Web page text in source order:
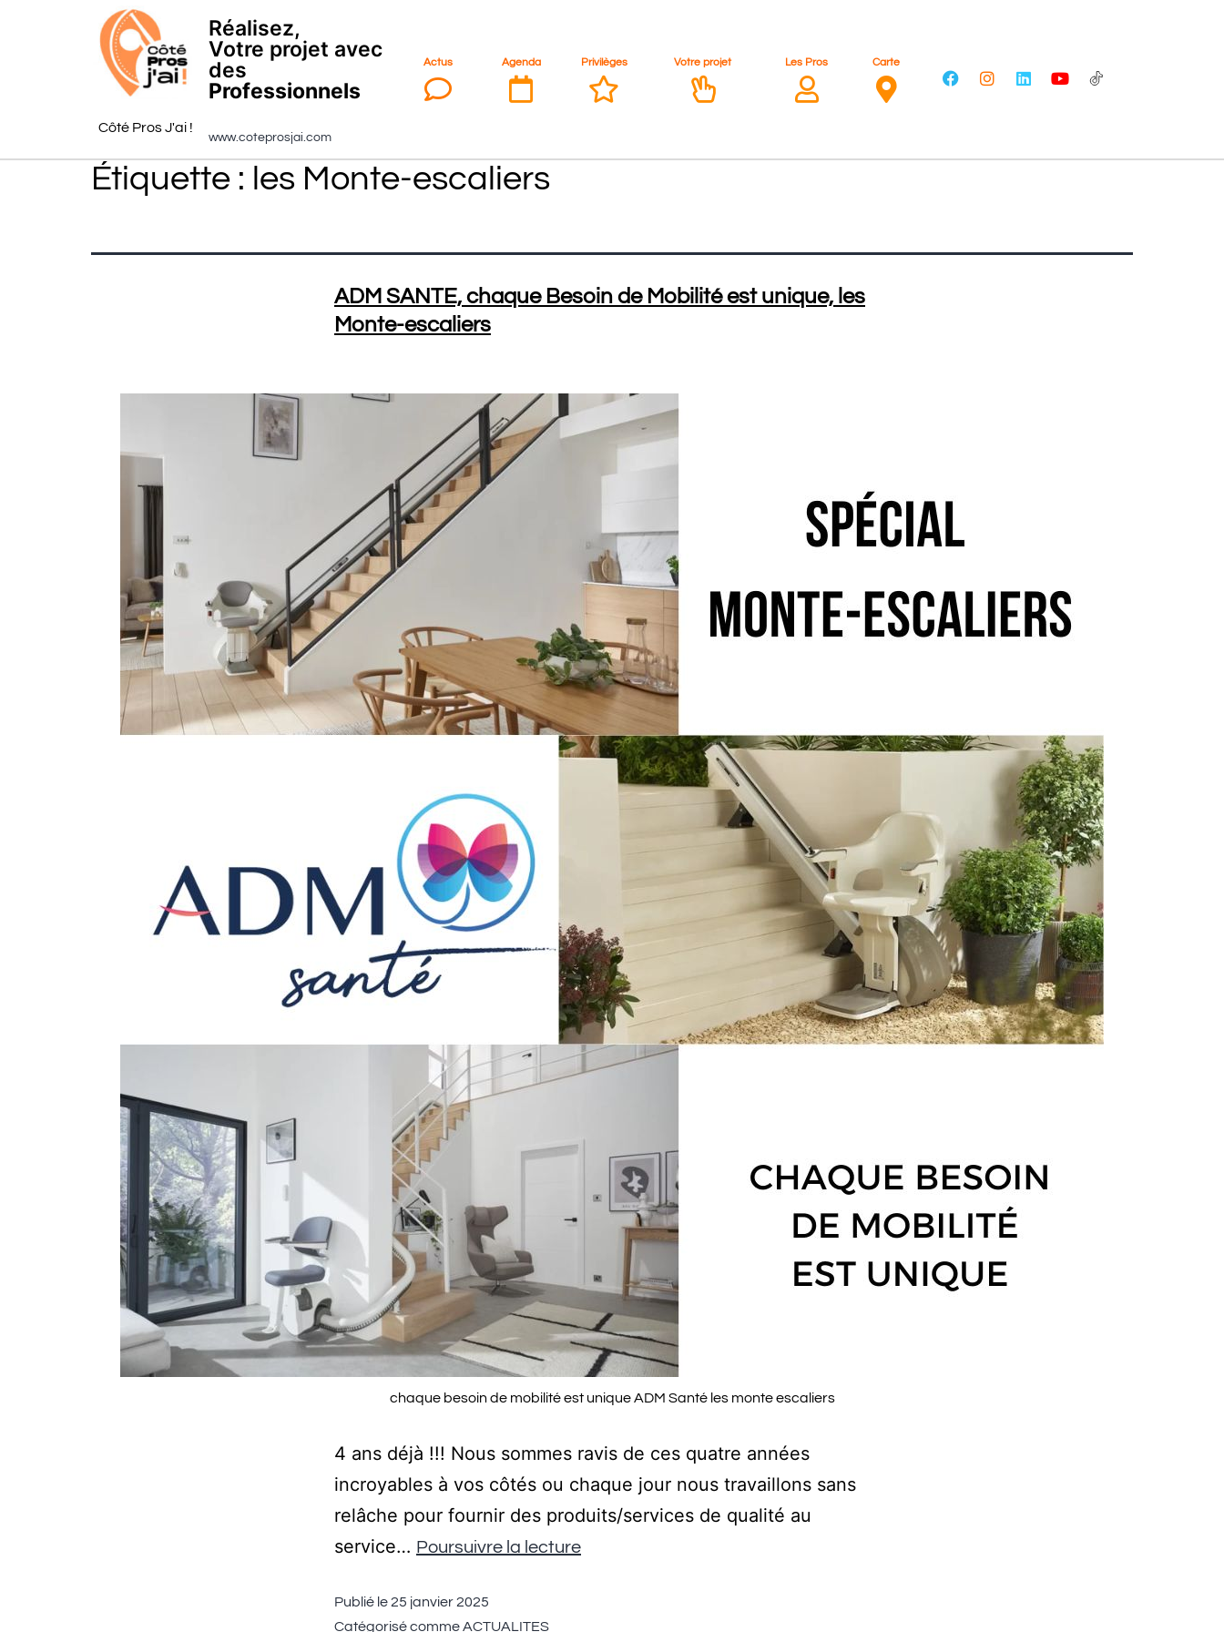
Côté Pros J'ai !
Réalisez,
Votre projet avec
des
Professionnels
www.coteprosjai.com
Actus Agenda Privilèges Votre projet Les Pros Carte
Étiquette : les Monte-escaliers
ADM SANTE, chaque Besoin de Mobilité est unique, les
Monte-escaliers
chaque besoin de mobilité est unique ADM Santé les monte escaliers
4 ans déjà !!! Nous sommes ravis de ces quatre années
incroyables à vos côtés ou chaque jour nous travaillons sans
relâche pour fournir des produits/services de qualité au
service… Poursuivre la lecture
Publié le25 janvier 2025
Catégorisé commeACTUALITES